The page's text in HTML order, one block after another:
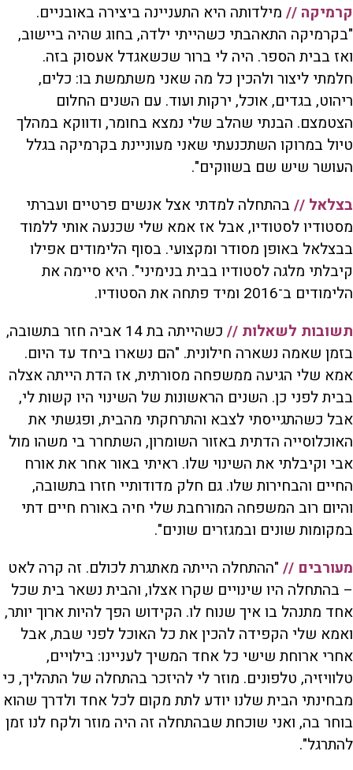
קרמיקה // מילדותה היא התעניינה ביצירה באובניים.
"בקרמיקה התאהבתי כשהייתי ילדה, בחוג שהיה ביישוב,
ואז בבית הספר. היה לי ברור שכשאגדל אעסוק בזה.
חלמתי ליצור ולהכין כל מה שאני משתמשת בו: כלים,
ריהוט, בגדים, אוכל, ירקות ועוד. עם השנים החלום
הצטמצם. הבנתי שהלב שלי נמצא בחומר, ודווקא במהלך
טיול במרוקו השתכנעתי שאני מעוניינת בקרמיקה בגלל
העושר שיש שם בשווקים".
בצלאל // בהתחלה למדתי אצל אנשים פרטיים ועברתי
מסטודיו לסטודיו, אבל אז אמא שלי שכנעה אותי ללמוד
בבצלאל באופן מסודר ומקצועי. בסוף הלימודים אפילו
קיבלתי מלגה לסטודיו בבית בנימיני". היא סיימה את
הלימודים ב־2016 ומיד פתחה את הסטודיו.
תשובות לשאלות //
כשהייתה בת 14 אביה חזר בתשובה,
בזמן שאמה נשארה חילונית. "הם נשארו ביחד עד היום.
אמא שלי הגיעה ממשפחה מסורתית, אז הדת הייתה אצלה
בבית לפני כן. השנים הראשונות של השינוי היו קשות לי,
אבל כשהתגייסתי לצבא והתרחקתי מהבית, ופגשתי את
האוכלוסייה הדתית באזור השומרון, השתחרר בי משהו מול
אבי וקיבלתי את השינוי שלו. ראיתי באור אחר את אורח
החיים והבחירות שלו. גם חלק מדודותיי חזרו בתשובה,
והיום רוב המשפחה המורחבת שלי חיה באורח חיים דתי
במקומות שונים ובמגזרים שונים".
מעורבים // "ההתחלה הייתה מאתגרת לכולם. זה קרה לאט
– בהתחלה היו שינויים שקרו אצלו, והבית נשאר בית שכל
אחד מתנהל בו איך שנוח לו. הקידוש הפך להיות ארוך יותר,
ואמא שלי הקפידה להכין את כל האוכל לפני שבת, אבל
אחרי ארוחת שישי כל אחד המשיך לעניינו: בילויים,
טלוויזיה, טלפונים. מוזר לי להיזכר בהתחלה של התהליך, כי
מבחינתי הבית שלנו יודע לתת מקום לכל אחד ולדרך שהוא
בוחר בה, ואני שוכחת שבהתחלה זה היה מוזר ולקח לנו זמן
להתרגל".